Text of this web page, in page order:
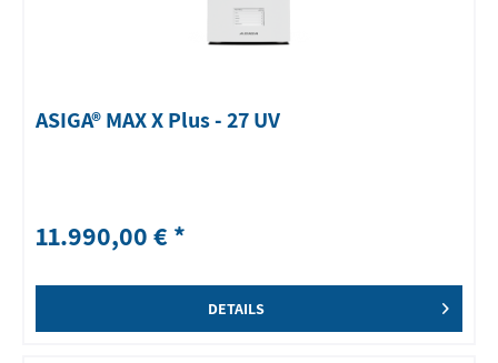
ASIGA® MAX X Plus - 27 UV
11.990,00 € *
DETAILS